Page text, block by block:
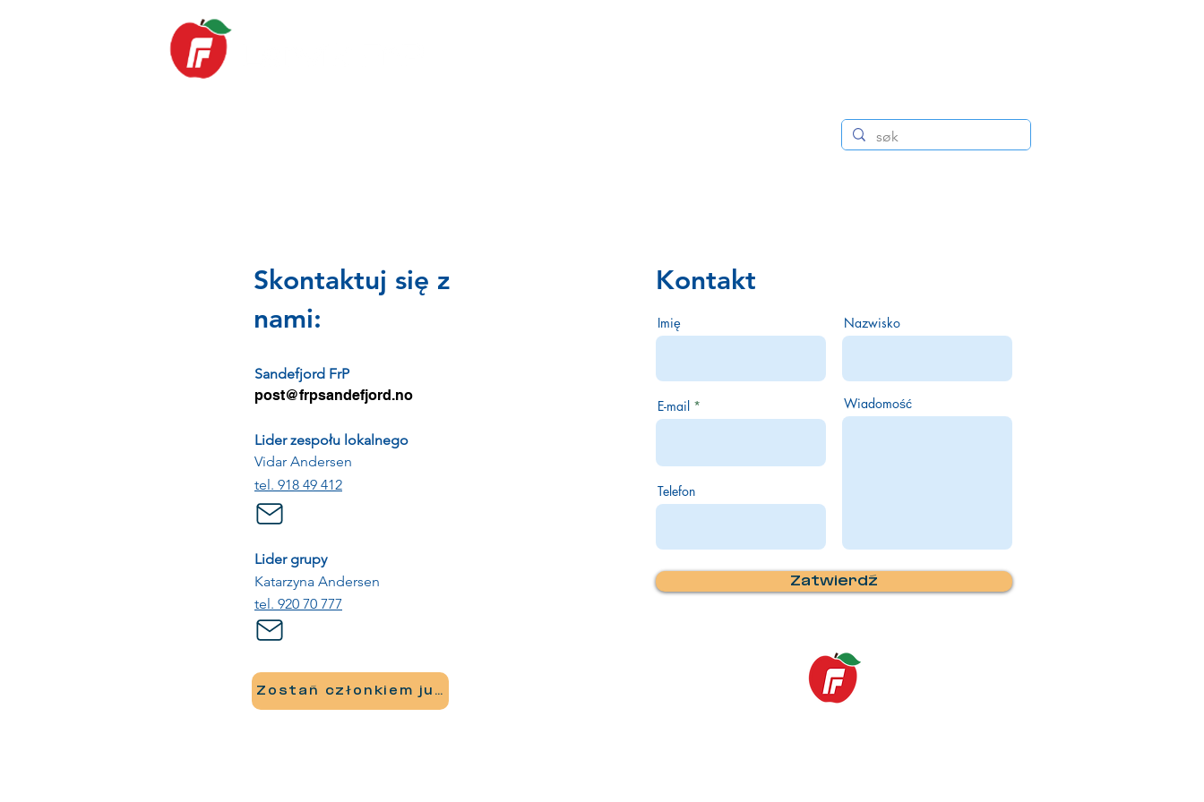
Skontaktuj się z
nami:
Sandefjord FrP
post@frpsandefjord.no
Lider zespołu lokalnego
Vidar Andersen
tel. 918 49 412
Lider grupy
Katarzyna Andersen
tel. 920 70 777
Zostań członkiem już dziś
Kontakt
Imię Nazwisko
E-mail
Telefon
Wiadomość
Zatwierdź